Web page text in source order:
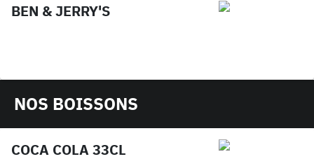
BEN & JERRY'S
NOS BOISSONS
COCA COLA 33CL